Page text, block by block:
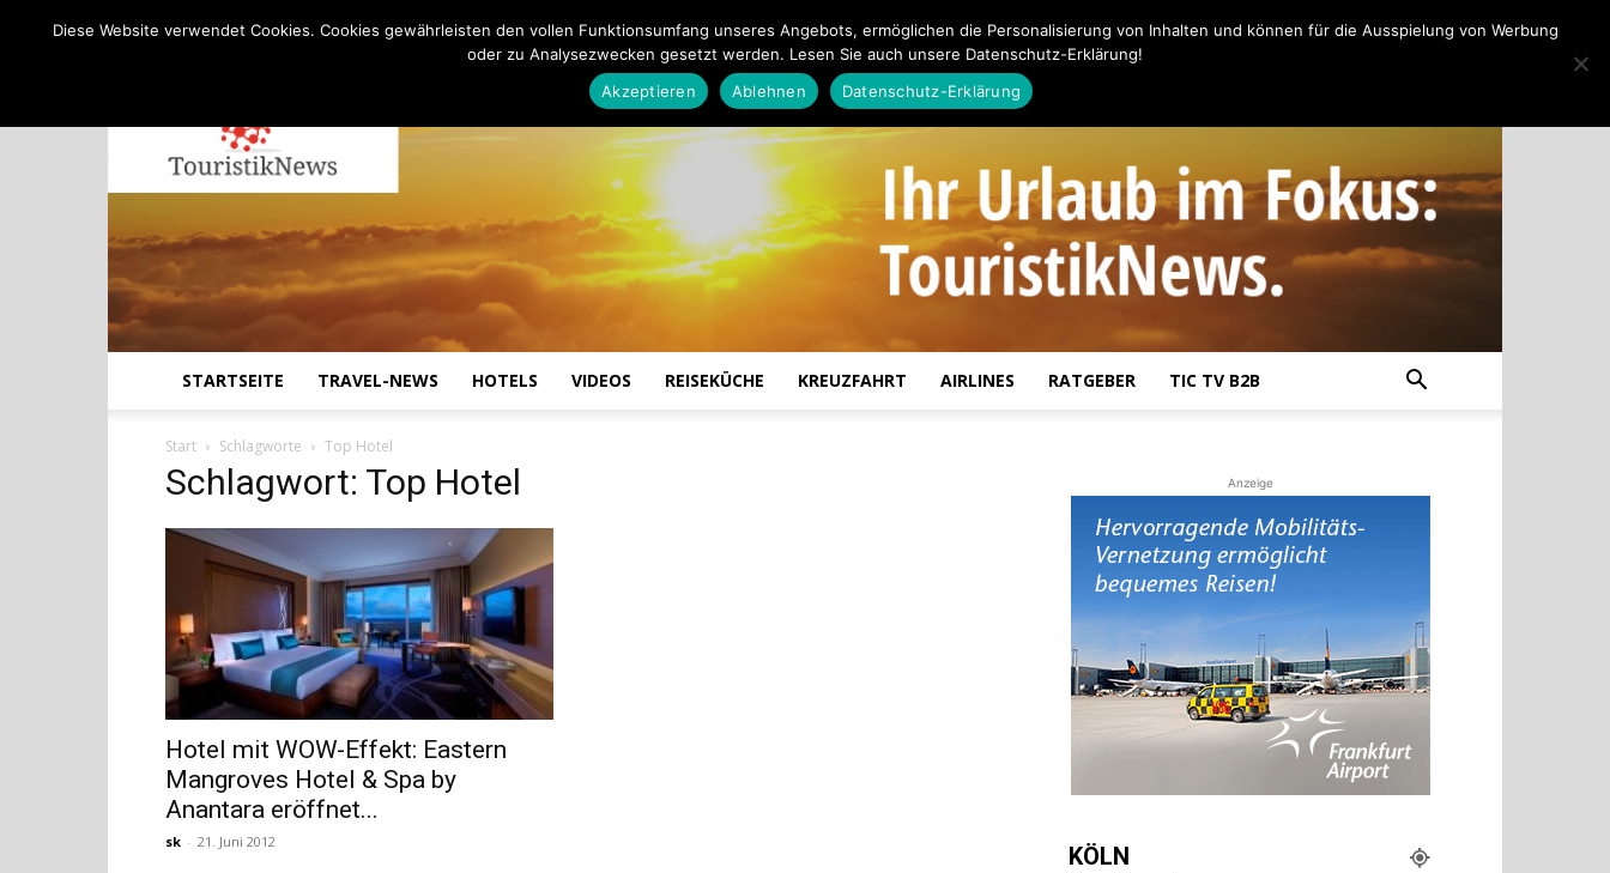
STARTSEITE TRAVEL-NEWS HOTELS VIDEOS REISEKÜCHE KREUZFAHRT AIRLINES RATGEBER TIC TV B2B
Start Schlagworte Top Hotel
Schlagwort: Top Hotel
Hotel mit WOW-Effekt: Eastern
Mangroves Hotel & Spa by
Anantara eröffnet...
sk - 21. Juni 2012
Anzeige
KÖLN
Diese Website verwendet Cookies. Cookies gewährleisten den vollen Funktionsumfang unseres Angebots, ermöglichen die Personalisierung von Inhalten und können für die Ausspielung von Werbung
oder zu Analysezwecken gesetzt werden. Lesen Sie auch unsere Datenschutz-Erklärung!
Akzeptieren
Ablehnen Datenschutz-Erklärung